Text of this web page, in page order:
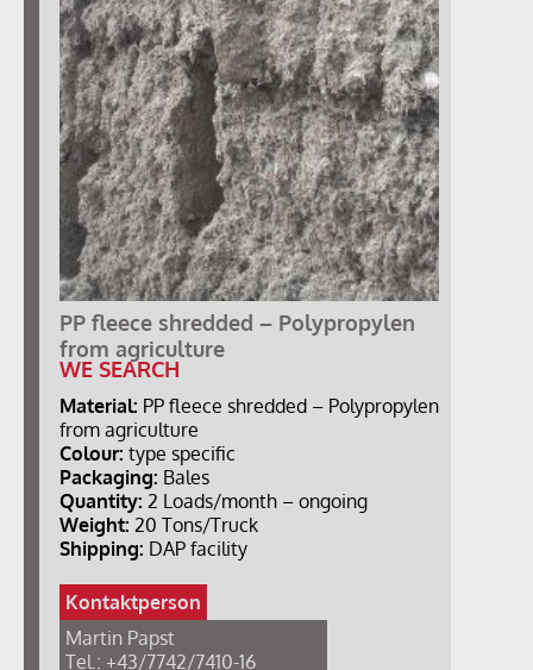
PP fleece shredded – Polypropylen
from agriculture
WE SEARCH
Material: PP fleece shredded – Polypropylen
from agriculture
Colour: type specific
Packaging: Bales
Quantity: 2 Loads/month – ongoing
Weight: 20 Tons/Truck
Shipping: DAP facility
Kontaktperson
Martin Papst
Tel.: +43/7742/7410-16